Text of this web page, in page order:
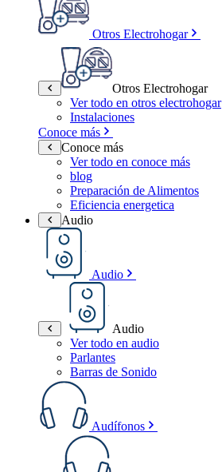
Otros Electrohogar
Otros Electrohogar
Ver todo en otros electrohogar
Instalaciones
Conoce más
Conoce más
Ver todo en conoce más
blog
Preparación de Alimentos
Eficiencia energetica
Audio
Audio
Audio
Ver todo en audio
Parlantes
Barras de Sonido
Audífonos